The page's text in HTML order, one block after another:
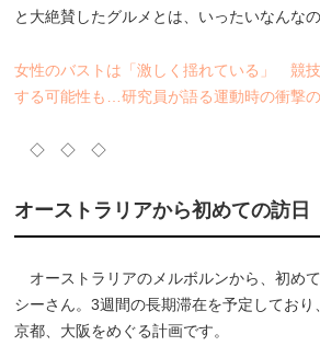
と大絶賛したグルメとは、いったいなんなの
女性のバストは「激しく揺れている」 競
する可能性も…研究員が語る運動時の衝撃
◇ ◇ ◇
オーストラリアから初めての訪日
オーストラリアのメルボルンから、初め
シーさん。3週間の長期滞在を予定しており
京都、大阪をめぐる計画です。